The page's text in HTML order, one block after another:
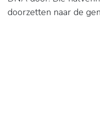
doorzetten naar de